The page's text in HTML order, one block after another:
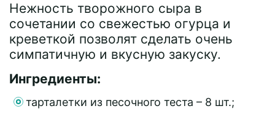
Нежность творожного сыра в
сочетании со свежестью огурца и
креветкой позволят сделать очень
симпатичную и вкусную закуску.
Ингредиенты:
тарталетки из песочного теста – 8 шт.;